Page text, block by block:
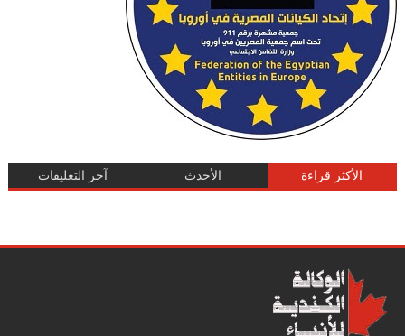
الأكثر قراءة الأحدث آخر التعليقات